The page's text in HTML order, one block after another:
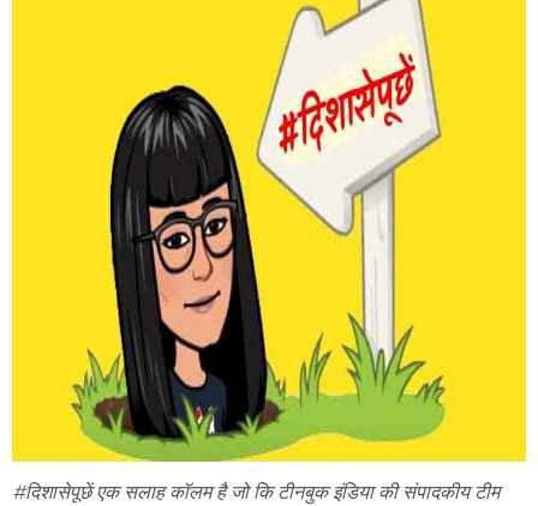
#दिशासेपूछें एक सलाह कॉलम है जो कि टीनबुक इंडिया की संपादकीय टीम